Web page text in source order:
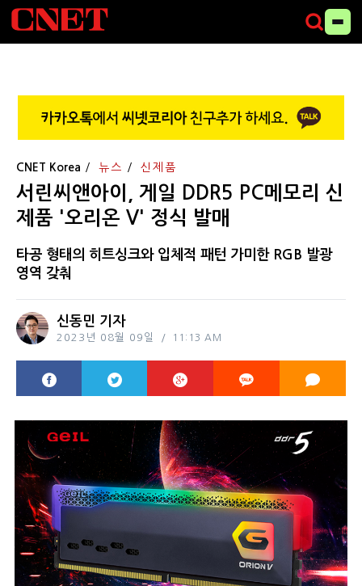
CNET Korea 뉴스 신제품
서린씨앤아이, 게일 DDR5 PC메모리 신
제품 '오리온 V' 정식 발매
타공 형태의 히트싱크와 입체적 패턴 가미한 RGB 발광
영역 갖춰
신동민 기자
2023년 08월 09일 11:13 AM